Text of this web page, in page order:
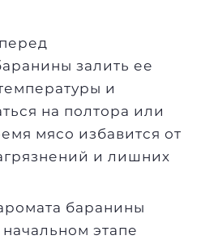
залить ее
и
на полтора или
мясо избавится от
и лишних
баранины
этапе